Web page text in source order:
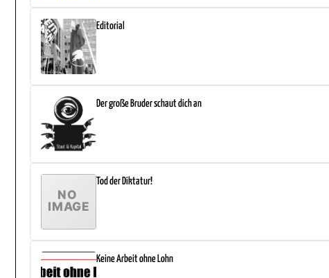
Editorial
Der große Bruder schaut dich an
Tod der Diktatur!
Keine Arbeit ohne Lohn